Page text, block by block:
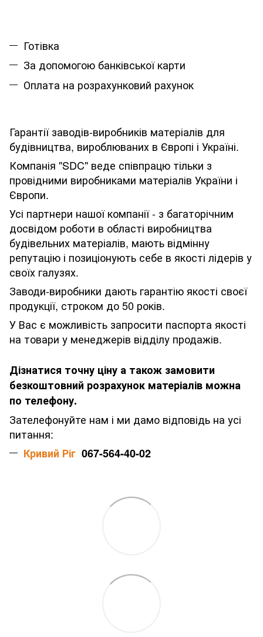
Готівка
За допомогою банківської карти
Оплата на розрахунковий рахунок
Гарантії заводів-виробників матеріалів для
будівництва, вироблюваних в Європі і Україні.
Компанія "SDC" веде співпрацю тільки з
провідними виробниками матеріалів України і
Європи.
Усі партнери нашої компанії - з багаторічним
досвідом роботи в області виробництва
будівельних матеріалів, мають відмінну
репутацію і позиціонують себе в якості лідерів у
своїх галузях.
Заводи-виробники дають гарантію якості своєї
продукції, строком до 50 років.
У Вас є можливість запросити паспорта якості
на товари у менеджерів відділу продажів.
Дізнатися точну ціну а також замовити
безкоштовний розрахунок матеріалів можна
по телефону.
Зателефонуйте нам і ми дамо відповідь на усі
питання:
Кривий Ріг 067-564-40-02